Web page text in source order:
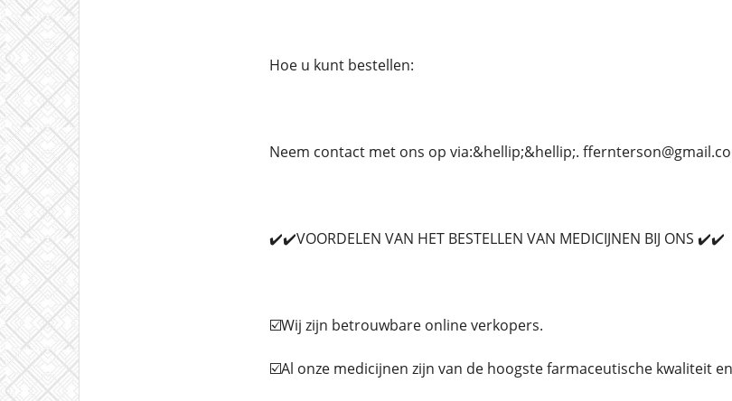
Hoe u kunt bestellen:
Neem contact met ons op via:&hellip;&hellip;.
✔️✔️VOORDELEN VAN HET BESTELLEN VAN MEDICIJNEN BIJ ONS ✔️✔️
☑️Wij zijn betrouwbare online verkopers.
☑️Al onze medicijnen zijn van de hoogste farmaceutische kwaliteit